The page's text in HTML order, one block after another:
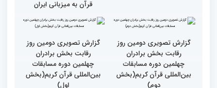
نخستین محفل بین‌المللی
برگزار شد
استقبال بی‌نظیر کودکان و
نوجوانان/ نگاهی به حواشی
دومین روز مسابقات جهانی
قرآن به میزبانی ایران